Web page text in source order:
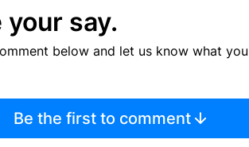
your say.
below and let us know what you
Be the first to comment